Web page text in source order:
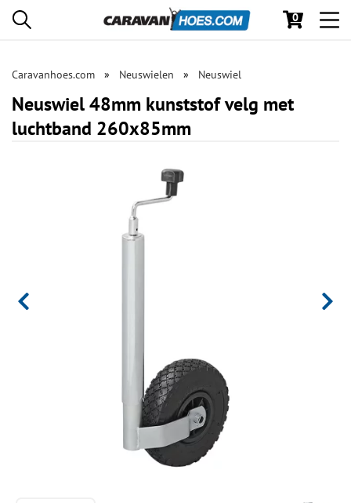
0
Caravanhoes.com Neuswielen Neuswiel
Neuswiel 48mm kunststof velg met
luchtband 260x85mm